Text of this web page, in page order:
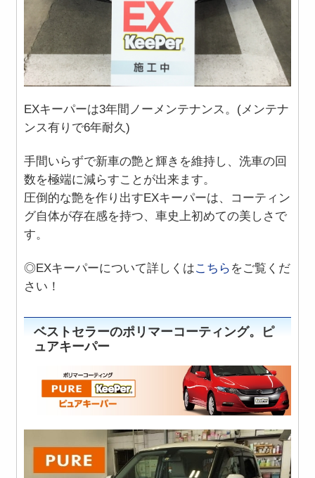
EXキーパーは3年間ノーメンテナンス。(メンテナ
ンス有りで6年耐久)
手間いらずで新車の艶と輝きを維持し、洗車の回
数を極端に減らすことが出来ます。
圧倒的な艶を作り出すEXキーパーは、コーティン
グ自体が存在感を持つ、車史上初めての美しさで
す。
◎EXキーパーについて詳しくはこちら をご覧くだ
さい！
ベストセラーのポリマーコーティング。ピ
ュアキーパー